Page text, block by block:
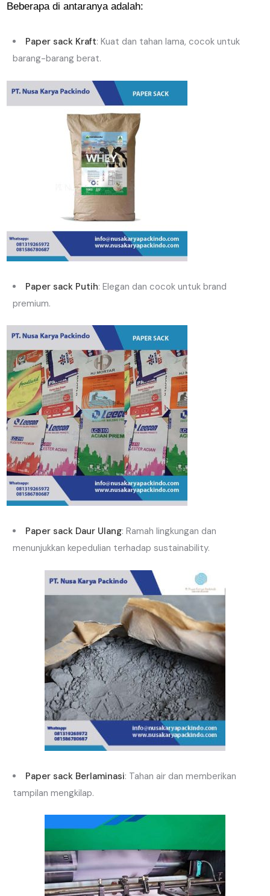
Beberapa di antaranya adalah:
Paper sack Kraft: Kuat dan tahan lama, cocok untuk
barang-barang berat.
Paper sack Putih: Elegan dan cocok untuk brand
premium.
Paper sack Daur Ulang: Ramah lingkungan dan
menunjukkan kepedulian terhadap sustainability.
Paper sack Berlaminasi: Tahan air dan memberikan
tampilan mengkilap.